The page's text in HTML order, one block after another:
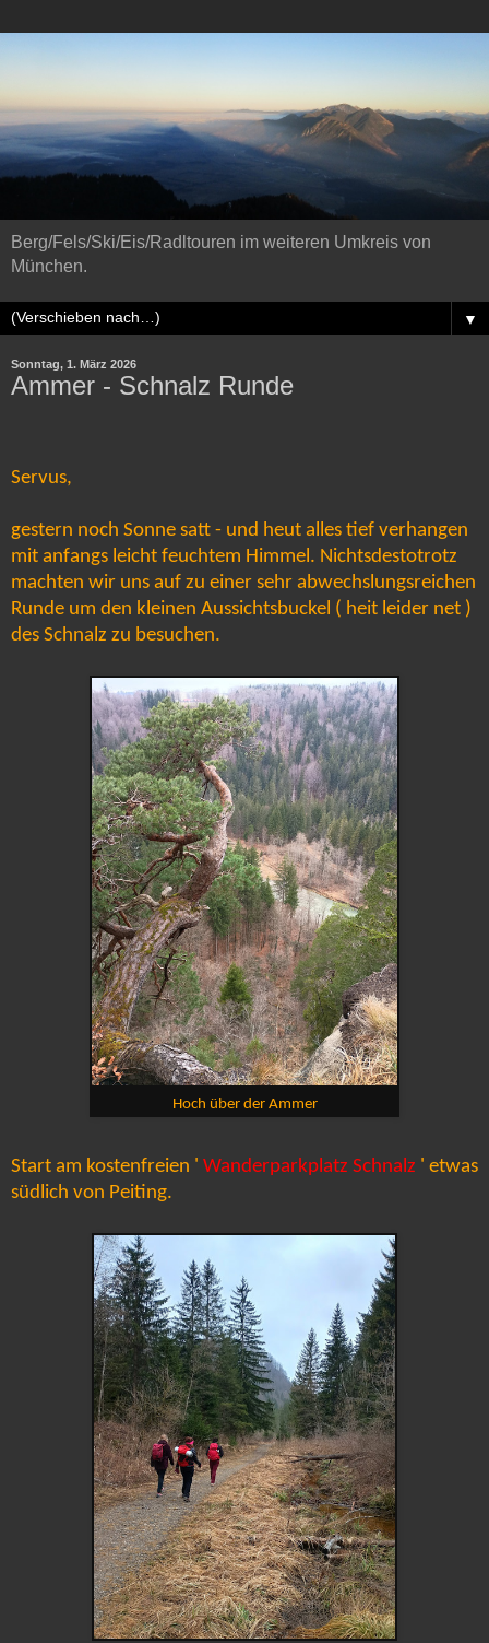
Berg/Fels/Ski/Eis/Radltouren im weiteren Umkreis von
München.
▼
Sonntag, 1. März 2026
Ammer - Schnalz Runde
Servus,
gestern noch Sonne satt - und heut alles tief verhangen
mit anfangs leicht feuchtem Himmel. Nichtsdestotrotz
machten wir uns auf zu einer sehr abwechslungsreichen
Runde um den kleinen Aussichtsbuckel ( heit leider net )
des Schnalz zu besuchen.
Hoch über der Ammer
Start am kostenfreien ' Wanderparkplatz Schnalz ' etwas
südlich von Peiting.